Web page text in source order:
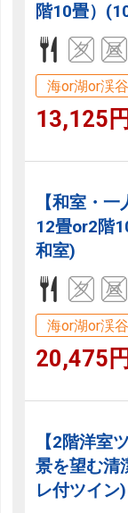
階10畳）
海or湖or渓
13,125
【和室・
12畳or2階
和室)
海or湖or渓
20,475
【2階洋室
景を望む清
レ付ツイン)